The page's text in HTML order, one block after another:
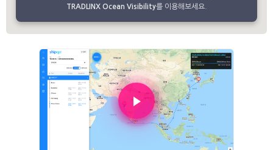
TRADLINX Ocean Visibility를 이용해보세요.